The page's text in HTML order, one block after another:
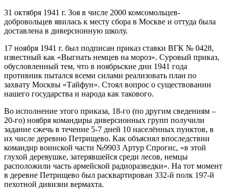
31 октября 1941 г. Зоя в числе 2000 комсомольцев-
добровольцев явилась к месту сбора в Москве и оттуда была
доставлена в диверсионную школу.
17 ноября 1941 г. был подписан приказ ставки ВГК № 0428,
известный как «Выгнать немцев на мороз». Суровый приказ,
обусловленный тем, что в ноябрьские дни 1941 года
противник пытался всеми силами реализовать план по
захвату Москвы «Тайфун». Стоял вопрос о существовании
нашего государства и народа как такового.
Во исполнение этого приказа, 18-го (по другим сведениям –
20-го) ноября командиры диверсионных групп получили
задание сжечь в течение 5-7 дней 10 населённых пунктов, в
их числе деревню Петрищево. Как объяснял впоследствии
командир воинской части №9903 Артур Спрогис, «в этой
глухой деревушке, затерявшейся среди лесов, немцы
расположили часть армейской радиоразведки». На тот момент
в деревне Петрищево был расквартирован 332-й полк 197-й
пехотной дивизии вермахта.